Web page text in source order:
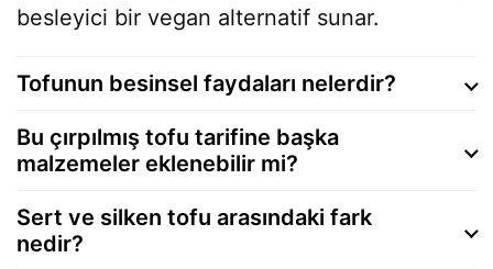
besleyici bir vegan alternatif sunar.
Tofunun besinsel faydaları nelerdir?
Bu çırpılmış tofu tarifine başka
malzemeler eklenebilir mi?
Sert ve silken tofu arasındaki fark
nedir?